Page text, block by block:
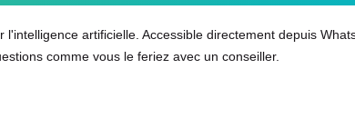
artificielle. Accessible directement depuis
comme vous le feriez avec un conseiller.